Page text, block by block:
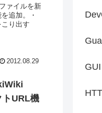
ァイルを新
追加。・
り出す
2012.08.29
URL機
GUI